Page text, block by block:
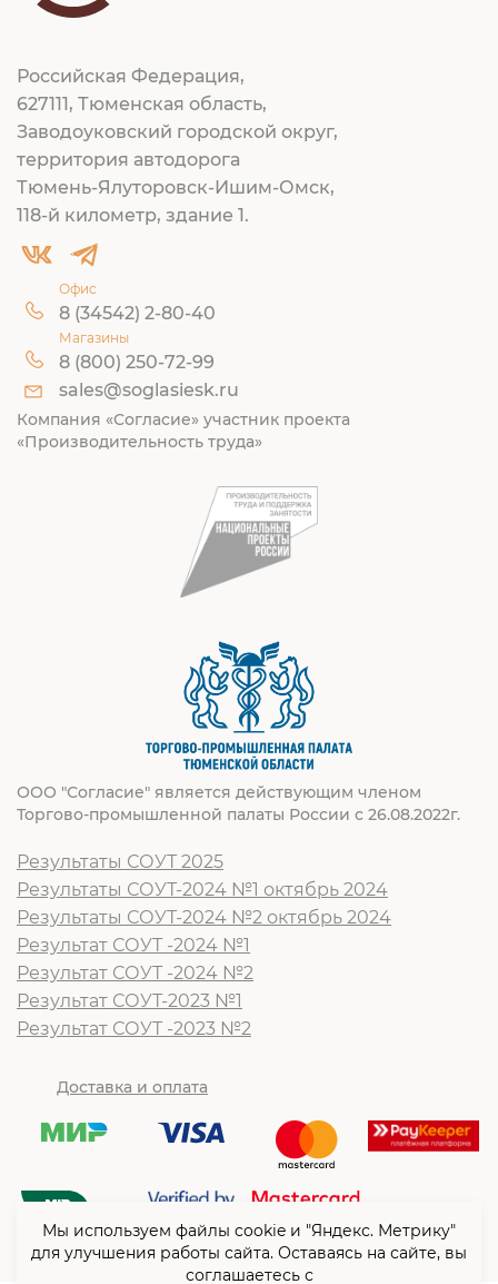
Российская Федерация,
627111, Тюменская область,
Заводоуковский городской округ,
территория автодорога
Тюмень-Ялуторовск-Ишим-Омск,
118-й километр, здание 1.
Офис
8 (34542) 2-80-40
Магазины
8 (800) 250-72-99
sales@soglasiesk.ru
Компания «Согласие» участник проекта
«Производительность труда»
ООО "Согласие" является действующим членом
Торгово-промышленной палаты России с 26.08.2022г.
Результаты СОУТ 2025
Результаты СОУТ-2024 №1 октябрь 2024
Результаты СОУТ-2024 №2 октябрь 2024
Результат СОУТ -2024 №1
Результат СОУТ -2024 №2
Результат СОУТ-2023 №1
Результат СОУТ -2023 №2
Доставка и оплата
Мы используем файлы cookie и "Яндекс. Метрику"
для улучшения работы сайта. Оставаясь на сайте, вы
соглашаетесь с